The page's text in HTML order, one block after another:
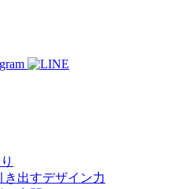
出すデザイン力